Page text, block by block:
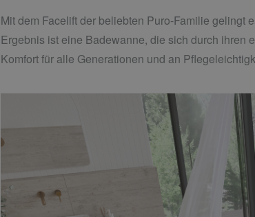
Mit dem Facelift der beliebten Puro-Familie gelingt
Ergebnis ist eine Badewanne, die sich durch ihren
Komfort für alle Generationen und an